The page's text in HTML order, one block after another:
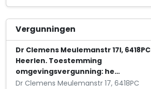
Zandweg 6
ABFY
Sikkelhof 30
Vergunningen
Dr Clemens Meulemanstr 17I, 6418PC
Heerlen. Toestemming
omgevingsvergunning: he…
Dr Clemens Meulemanstr 17, 6418PC